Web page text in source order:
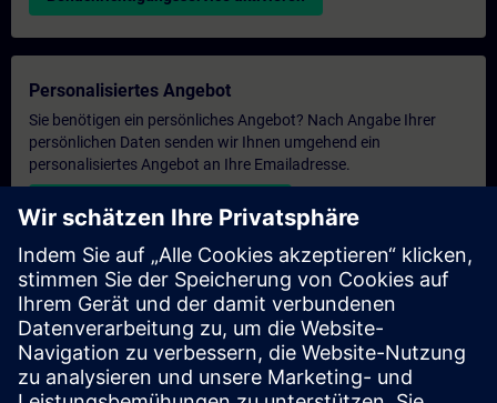
Personalisiertes Angebot
Sie benötigen ein persönliches Angebot? Nach Angabe Ihrer
persönlichen Daten senden wir Ihnen umgehend ein
personalisiertes Angebot an Ihre Emailadresse.
Persönliches Angebot zusenden
Anfrage Exklusivtraining
Haben Sie Bedarf an einem höheren Schulungsangebot und
brauchen ein exklusives Training – entweder vor Ort bei Ihnen,
virtuell oder in einem SITRAIN Trainingscenter? Nachdem Sie
uns Ihre persönlichen Daten und Ihren Trainingsbedarf